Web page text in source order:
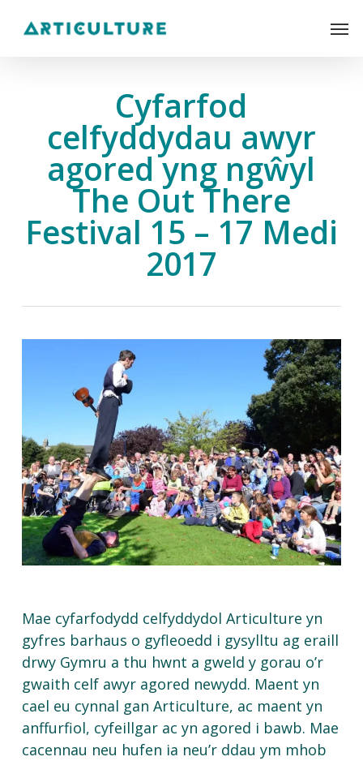
Cyfarfod
celfyddydau awyr
agored yng ngŵyl
The Out There
Festival 15 – 17 Medi
2017
Mae cyfarfodydd celfyddydol Articulture yn
gyfres barhaus o gyfleoedd i gysylltu ag eraill
drwy Gymru a thu hwnt a gweld y gorau o’r
gwaith celf awyr agored newydd. Maent yn
cael eu cynnal gan Articulture, ac maent yn
anffurfiol, cyfeillgar ac yn agored i bawb. Mae
cacennau neu hufen ia neu’r ddau ym mhob